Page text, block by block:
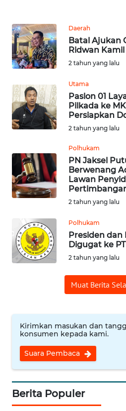
Daerah
Batal Ajukan
Ridwan
2 tahun yang lalu
Utama
Paslon 01
Pilkada ke
Persiapkan
2 tahun yang lalu
Polhukam
PN Jaksel
Berwenang
Lawan
2 tahun yang lalu
Polhukam
Presiden dan
Digugat ke
2 tahun yang lalu
Muat Berita
Kirimkan masukan dan
konsumen kepada kami.
Suara Pembaca
Berita Populer
DEPOK
WN
TAPANULI
WN
SAMOSIR
LAWAS
WN
SUMEDANG
WN
CIANJUR
WN
TANGERANG
BINJAI
CIREBON